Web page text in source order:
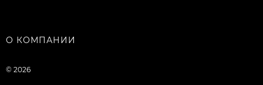
О КОМПАНИИ
© 2026